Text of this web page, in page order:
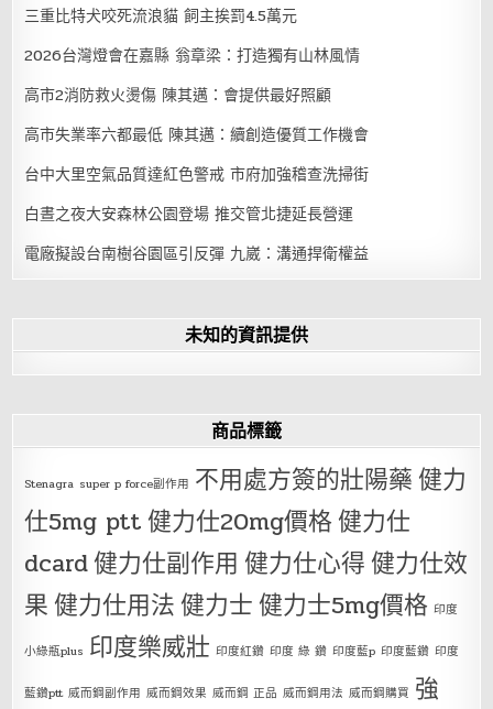
三重比特犬咬死流浪貓 飼主挨罰4.5萬元
2026台灣燈會在嘉縣 翁章梁：打造獨有山林風情
高市2消防救火燙傷 陳其邁：會提供最好照顧
高市失業率六都最低 陳其邁：續創造優質工作機會
台中大里空氣品質達紅色警戒 市府加強稽查洗掃街
白晝之夜大安森林公園登場 推交管北捷延長營運
電廠擬設台南樹谷園區引反彈 九崴：溝通捍衛權益
未知的資訊提供
商品標籤
Stenagra super p force副作用 不用處方簽的壯陽藥健力
仕5mg ptt健力仕20mg價格健力仕
dcard健力仕副作用 健力仕心得健力仕效
果健力仕用法健力士健力士5mg價格 印度
小綠瓶plus 印度樂威壯 印度紅鑽 印度 綠 鑽 印度藍p 印度藍鑽 印度
藍鑽ptt 威而鋼副作用 威而鋼效果 威而鋼 正品 威而鋼用法 威而鋼購買 強